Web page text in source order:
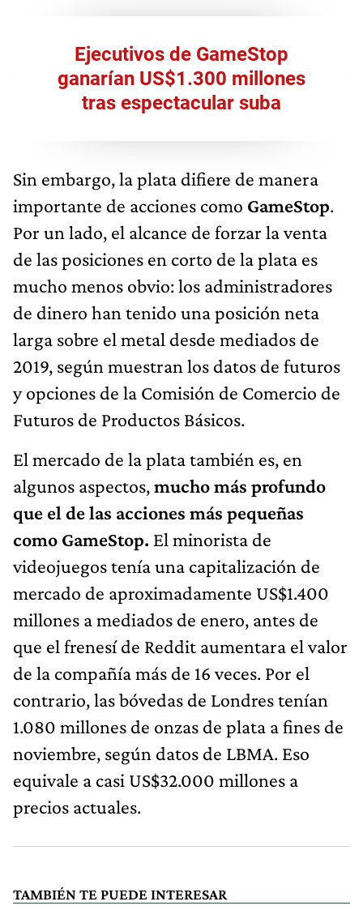
Ejecutivos de GameStop
ganarían US$1.300 millones
tras espectacular suba
Sin embargo, la plata difiere de manera
importante de acciones como GameStop.
Por un lado, el alcance de forzar la venta
de las posiciones en corto de la plata es
mucho menos obvio: los administradores
de dinero han tenido una posición neta
larga sobre el metal desde mediados de
2019, según muestran los datos de futuros
y opciones de la Comisión de Comercio de
Futuros de Productos Básicos.
El mercado de la plata también es, en
algunos aspectos,mucho más profundo
que el de las acciones más pequeñas
como GameStop. El minorista de
videojuegos tenía una capitalización de
mercado de aproximadamente US$1.400
millones a mediados de enero, antes de
que el frenesí de Reddit aumentara el valor
de la compañía más de 16 veces. Por el
contrario, las bóvedas de Londres tenían
1.080 millones de onzas de plata a fines de
noviembre, según datos de LBMA. Eso
equivale a casi US$32.000 millones a
precios actuales.
TAMBIÉN TE PUEDE INTERESAR